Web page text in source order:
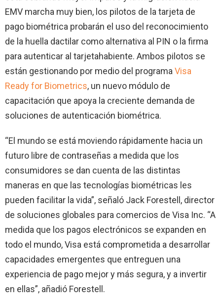
EMV marcha muy bien, los pilotos de la tarjeta de
pago biométrica probarán el uso del reconocimiento
de la huella dactilar como alternativa al PIN o la firma
para autenticar al tarjetahabiente. Ambos pilotos se
están gestionando por medio del programa Visa
Ready for Biometrics, un nuevo módulo de
capacitación que apoya la creciente demanda de
soluciones de autenticación biométrica.
“El mundo se está moviendo rápidamente hacia un
futuro libre de contraseñas a medida que los
consumidores se dan cuenta de las distintas
maneras en que las tecnologías biométricas les
pueden facilitar la vida”, señaló Jack Forestell, director
de soluciones globales para comercios de Visa Inc. “A
medida que los pagos electrónicos se expanden en
todo el mundo, Visa está comprometida a desarrollar
capacidades emergentes que entreguen una
experiencia de pago mejor y más segura, y a invertir
en ellas”, añadió Forestell.